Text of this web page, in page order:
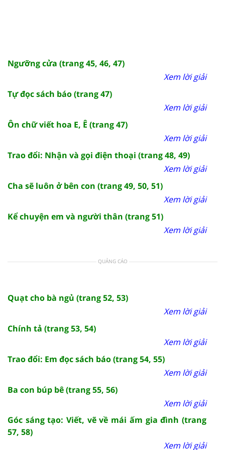
Ngưỡng cửa (trang 45, 46, 47)
Xem lời giải
Tự đọc sách báo (trang 47)
Xem lời giải
Ôn chữ viết hoa E, Ê (trang 47)
Xem lời giải
Trao đổi: Nhận và gọi điện thoại (trang 48, 49)
Xem lời giải
Cha sẽ luôn ở bên con (trang 49, 50, 51)
Xem lời giải
Kể chuyện em và người thân (trang 51)
Xem lời giải
QUẢNG CÁO
Quạt cho bà ngủ (trang 52, 53)
Xem lời giải
Chính tả (trang 53, 54)
Xem lời giải
Trao đổi: Em đọc sách báo (trang 54, 55)
Xem lời giải
Ba con búp bê (trang 55, 56)
Xem lời giải
Góc sáng tạo: Viết, vẽ về mái ấm gia đình (trang
57, 58)
Xem lời giải